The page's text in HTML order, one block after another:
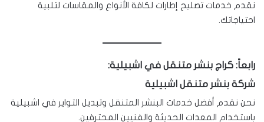
نقدم خدمات تصليح إطارات لكافة الأنواع والمقاسات لتلبية
احتياجاتك.
رابعاً: كراج بنشر متنقل في اشبيلية:
شركة بنشر متنقل اشبيلية
نحن نقدم أفضل خدمات البنشر المتنقل وتبديل التواير في اشبيلية
باستخدام المعدات الحديثة والفنيين المحترفين.